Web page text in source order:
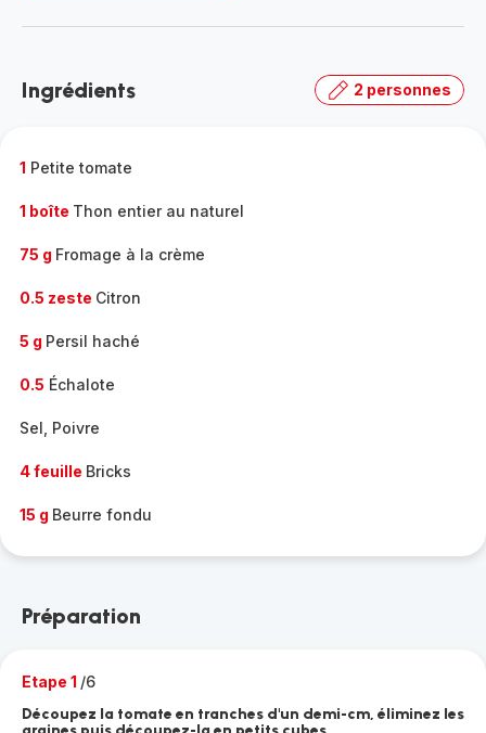
-
gamme
Ingrédients 2 personnes
1 Petite tomate
1 boîte Thon entier au naturel
75 g Fromage à la crème
0.5 zeste Citron
5 g Persil haché
0.5 Échalote
Sel, Poivre
4 feuille Bricks
15 g Beurre fondu
Préparation
Etape 1 /6
Découpez la tomate en tranches d'un demi-cm, éliminez les